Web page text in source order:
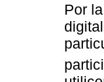
Por